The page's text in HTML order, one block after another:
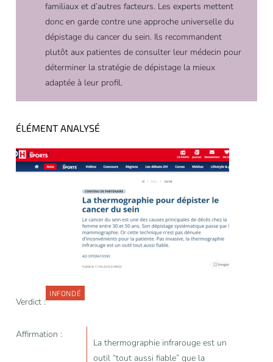
familiaux et d’autres facteurs. Les experts mettent
donc en garde contre une approche universelle du
dépistage du cancer du sein. Ils recommandent
plutôt aux patientes de consulter leur médecin pour
déterminer la stratégie de dépistage la mieux
adaptée à leur profil.
ÉLÉMENT ANALYSÉ
Verdict :
INFONDÉ
Affirmation :
La thermographie infrarouge est un
outil “tout aussi fiable” que la